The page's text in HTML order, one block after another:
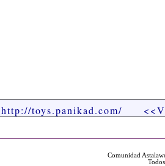
http://toys.panikad.com/
Comunidad